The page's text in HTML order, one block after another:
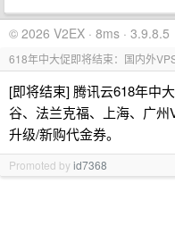
© 2026 V2EX · 8ms · 3.9.8.5
618年中大促即将结束：国内外
[即将结束] 腾讯云618年中
谷、法兰克福、上海、广
升级/新购代金券。
Promoted byid7368